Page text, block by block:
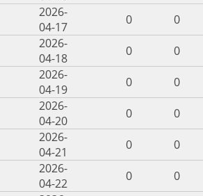
2026-
04-17
0 0
2026-
04-18
0 0
2026-
04-19
0 0
2026-
04-20
0 0
2026-
04-21
0 0
2026-
04-22
0 0